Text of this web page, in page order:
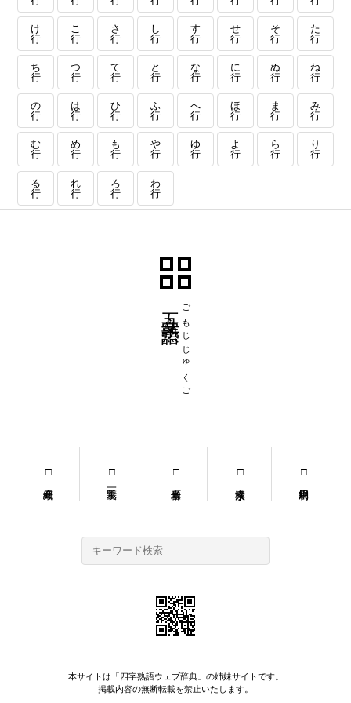
け
行
こ
行
さ
行
し
行
す
行
せ
行
そ
行
た
行
ち
行
つ
行
て
行
と
行
な
行
に
行
ぬ
行
ね
行
の
行
は
行
ひ
行
ふ
行
へ
行
ほ
行
ま
行
み
行
む
行
め
行
も
行
や
行
ゆ
行
よ
行
ら
行
り
行
る
行
れ
行
ろ
行
わ
行
ごもじじゅくご
本サイトは「四字熟語ウェブ辞典」の姉妹サイトです。
掲載内容の無断転載を禁止いたします。